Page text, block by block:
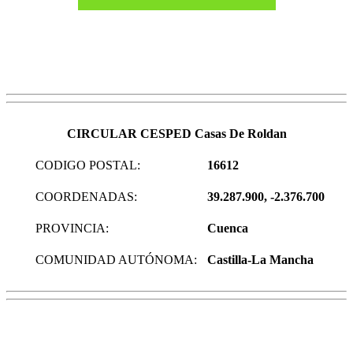
CIRCULAR CESPED Casas De Roldan
CODIGO POSTAL: 16612
COORDENADAS: 39.287.900, -2.376.700
PROVINCIA: Cuenca
COMUNIDAD AUTÓNOMA: Castilla-La Mancha